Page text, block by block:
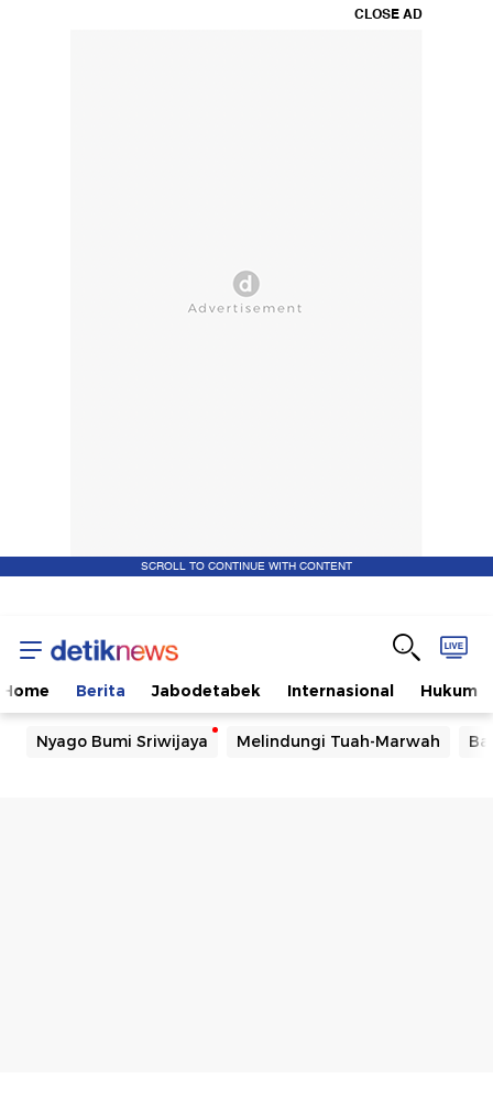
CLOSE AD
SCROLL TO CONTINUE WITH CONTENT
Home Berita Jabodetabek Internasional Hukum
Nyago Bumi Sriwijaya Melindungi Tuah-Marwah